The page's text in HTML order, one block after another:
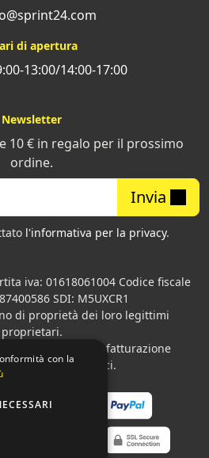
di apertura
13:00/14:00-17:00
Newsletter
10 € in regalo per il prossimo
ordine.
Invia
l'informativa per la privacy.
iva: 01618061004 Codice fiscale
SDI: M5UXCR1
di proprietà dei loro legittimi
proprietari.
adibita alla fatturazione
per gli Enti pubblici.
con la